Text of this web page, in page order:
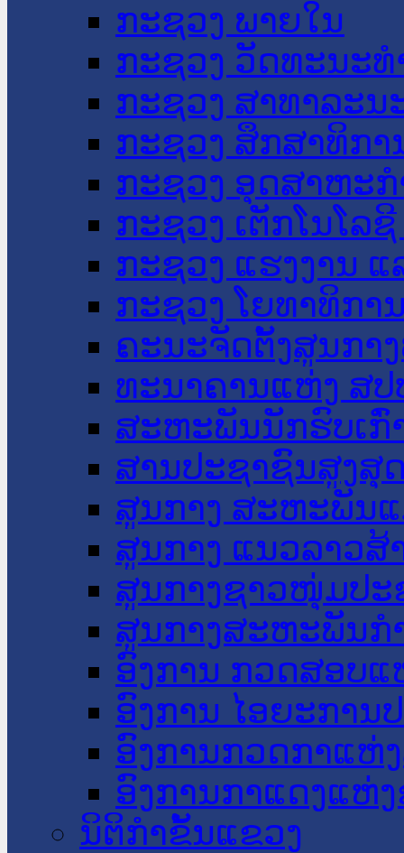
ກະຊວງ ພາຍໃນ
ກະຊວງ ວັດທະນະ
ກະຊວງ ສາທາລະນ
ກະຊວງ ສຶກສາທິກາ
ກະຊວງ ອຸດສາຫະ
ກະຊວງ ເຕັກໂນໂລ
ກະຊວງ ແຮງງານ
ກະຊວງ ໂຍທາທິກາ
ຄະນະຈັດຕັ້ງສູນກາ
ທະນາຄານແຫ່ງ ສປ
ສະຫະພັນນັກຮົບເກົ່
ສານປະຊາຊົນສູງສຸ
ສູນກາງ ສະຫະພັນ
ສູນກາງ ແນວລາວສ້
ສູນກາງຊາວໜຸ່ມປະ
ສູນກາງສະຫະພັນກ
ອົງການ ກວດສອບແ
ອົງການ ໄອຍະການ
ອົງການກວດກາແຫ່
ອົງການກາແດງແຫ່
ນິຕິກໍາຂັ້ນແຂວງ